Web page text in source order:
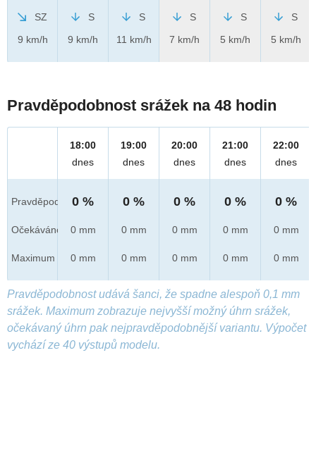
SZ
9 km/h
S
9 km/h
S
11 km/h
S
7 km/h
S
5 km/h
S
5 km/h
Pravděpodobnost srážek na 48 hodin
Pravděpod.
Očekáváno
Maximum
18:00
dnes
0 %
0 mm
0 mm
19:00
dnes
0 %
0 mm
0 mm
20:00
dnes
0 %
0 mm
0 mm
21:00
dnes
0 %
0 mm
0 mm
22:00
dnes
0 %
0 mm
0 mm
Pravděpodobnost udává šanci, že spadne alespoň 0,1 mm
srážek. Maximum zobrazuje nejvyšší možný úhrn srážek,
očekávaný úhrn pak nejpravděpodobnější variantu. Výpočet
vychází ze 40 výstupů modelu.